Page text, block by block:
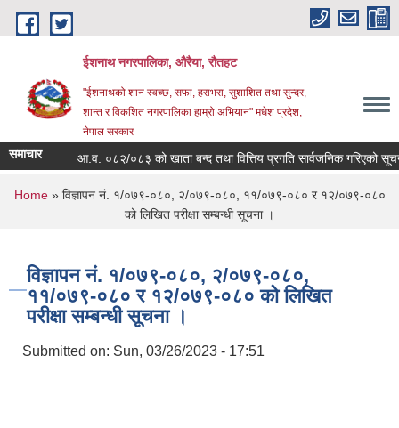
Skip to main content
ईशनाथ नगरपालिका, औरैया, रौतहट
"ईशनाथको शान स्वच्छ, सफा, हराभरा, सुशाशित तथा सुन्दर,
शान्त र विकशित नगरपालिका हाम्रो अभियान" मधेश प्रदेश,
नेपाल सरकार
समाचार आ.व. ०८२/०८३ को खाता बन्द तथा वित्तिय प्रगति सार्वजनिक गरिएको
You are here
Home» विज्ञापन नं. १/०७९-०८०, २/०७९-०८०, ११/०७९-०८० र १२/०७९-०८०
को लिखित परीक्षा सम्बन्धी सूचना ।
विज्ञापन नं. १/०७९-०८०, २/०७९-०८०,
११/०७९-०८० र १२/०७९-०८० को लिखित
परीक्षा सम्बन्धी सूचना ।
Submitted on: Sun, 03/26/2023 - 17:51